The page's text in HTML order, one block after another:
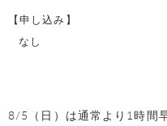
【申し込み】
なし
8/5（日）は通常より1時間